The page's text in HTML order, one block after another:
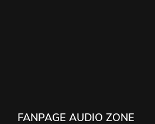
FANPAGE AUDIO ZONE